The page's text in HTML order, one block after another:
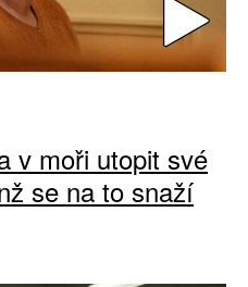
v moři utopit své
se na to snaží